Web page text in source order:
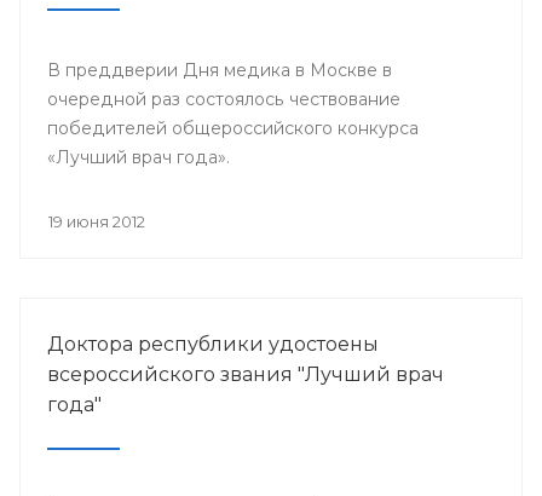
В преддверии Дня медика в Москве в
очередной раз состоялось чествование
победителей общероссийского конкурса
«Лучший врач года».
19 июня 2012
Доктора республики удостоены
всероссийского звания "Лучший врач
года"